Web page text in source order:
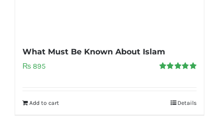
What Must Be Known About Islam
₨ 895
Add to cart Details